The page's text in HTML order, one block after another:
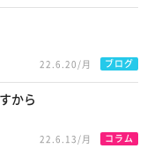
22.6.20/月 ブログ
から
22.6.13/月 コラム